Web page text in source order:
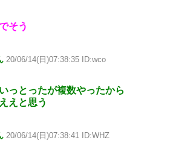
そう
20/06/14(日)07:38:35 ID:wco
っとったが複数やったから
えと思う
20/06/14(日)07:38:41 ID:WHZ